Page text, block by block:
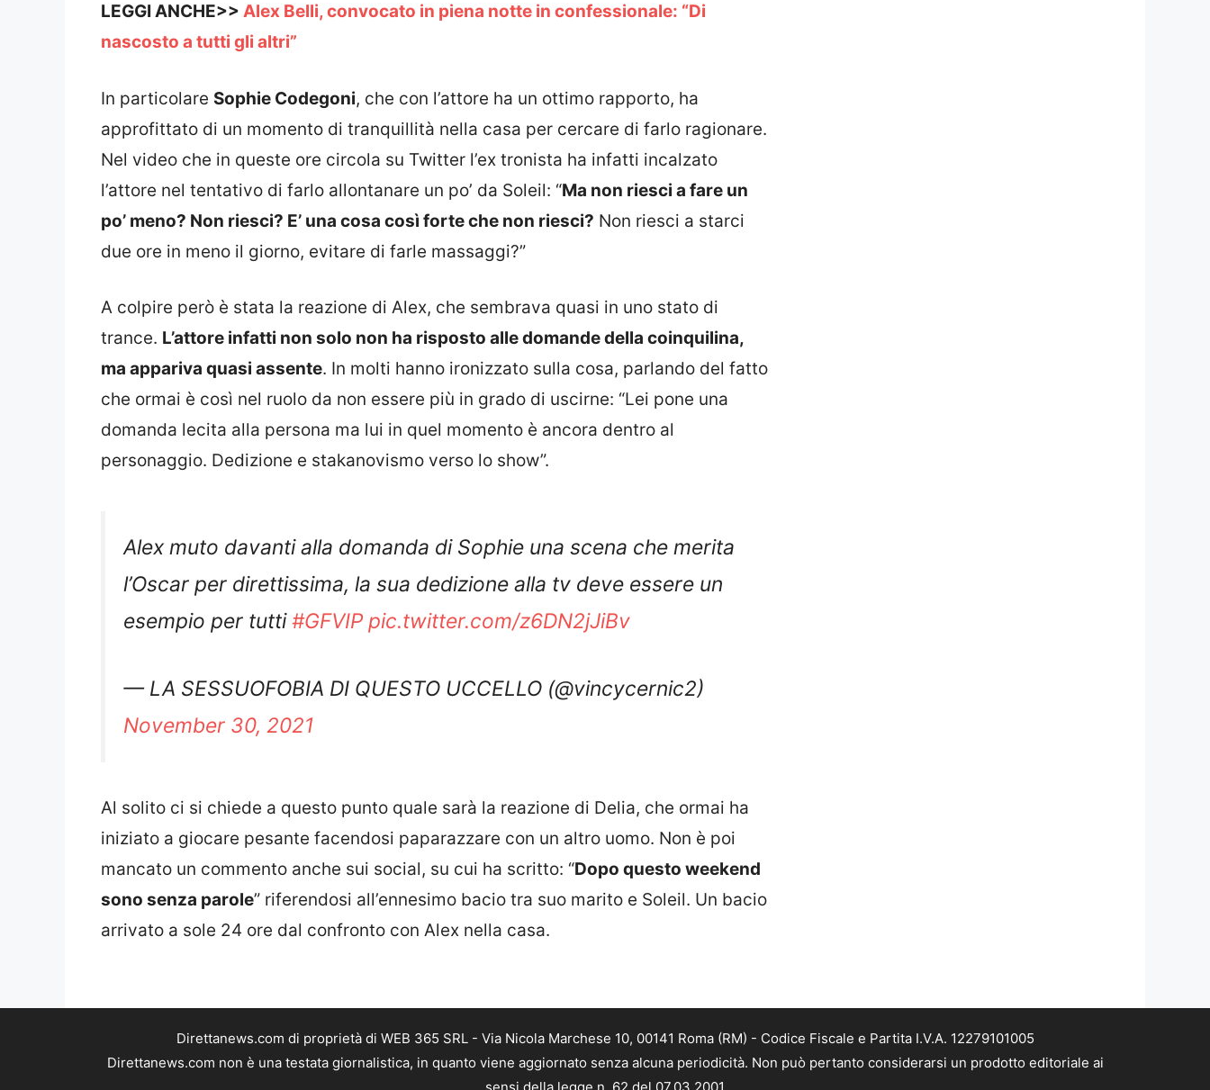
LEGGI ANCHE>> Alex Belli, convocato in piena notte in confessionale: “Di
nascosto a tutti gli altri”
In particolare Sophie Codegoni, che con l’attore ha un ottimo rapporto, ha
approfittato di un momento di tranquillità nella casa per cercare di farlo ragionare.
Nel video che in queste ore circola su Twitter l’ex tronista ha infatti incalzato
l’attore nel tentativo di farlo allontanare un po’ da Soleil: “Ma non riesci a fare un
po’ meno? Non riesci? E’ una cosa così forte che non riesci? Non riesci a starci
due ore in meno il giorno, evitare di farle massaggi?”
A colpire però è stata la reazione di Alex, che sembrava quasi in uno stato di
trance. L’attore infatti non solo non ha risposto alle domande della coinquilina,
ma appariva quasi assente. In molti hanno ironizzato sulla cosa, parlando del fatto
che ormai è così nel ruolo da non essere più in grado di uscirne: “Lei pone una
domanda lecita alla persona ma lui in quel momento è ancora dentro al
personaggio. Dedizione e stakanovismo verso lo show”.
Alex muto davanti alla domanda di Sophie una scena che merita
l’Oscar per direttissima, la sua dedizione alla tv deve essere un
esempio per tutti #GFVIP pic.twitter.com/z6DN2jJiBv
— LA SESSUOFOBIA DI QUESTO UCCELLO (@vincycernic2)
November 30, 2021
Al solito ci si chiede a questo punto quale sarà la reazione di Delia, che ormai ha
iniziato a giocare pesante facendosi paparazzare con un altro uomo. Non è poi
mancato un commento anche sui social, su cui ha scritto: “Dopo questo weekend
sono senza parole” riferendosi all’ennesimo bacio tra suo marito e Soleil. Un bacio
arrivato a sole 24 ore dal confronto con Alex nella casa.
Direttanews.com di proprietà di WEB 365 SRL - Via Nicola Marchese 10, 00141 Roma (RM) - Codice Fiscale e Partita I.V.A. 12279101005
Direttanews.com non è una testata giornalistica, in quanto viene aggiornato senza alcuna periodicità. Non può pertanto considerarsi un prodotto editoriale ai
sensi della legge n. 62 del 07.03.2001